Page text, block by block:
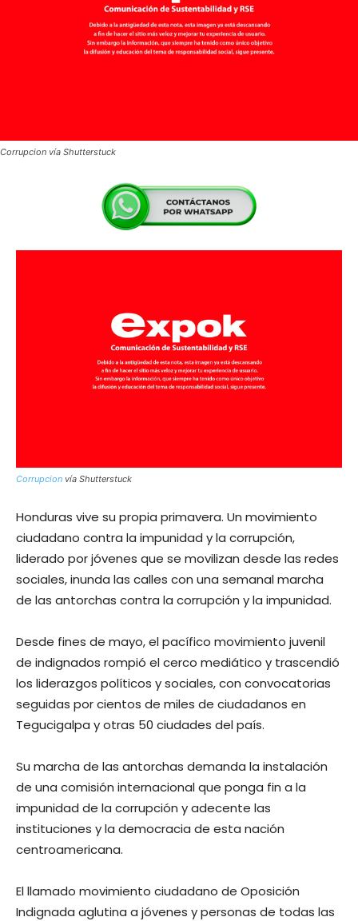
Corrupcion vía Shutterstuck
Corrupcion vía Shutterstuck
Honduras vive su propia primavera. Un movimiento
ciudadano contra la impunidad y la corrupción,
liderado por jóvenes que se movilizan desde las redes
sociales, inunda las calles con una semanal marcha
de las antorchas contra la corrupción y la impunidad.
Desde fines de mayo, el pacífico movimiento juvenil
de indignados rompió el cerco mediático y trascendió
los liderazgos políticos y sociales, con convocatorias
seguidas por cientos de miles de ciudadanos en
Tegucigalpa y otras 50 ciudades del país.
Su marcha de las antorchas demanda la instalación
de una comisión internacional que ponga fin a la
impunidad de la corrupción y adecente las
instituciones y la democracia de esta nación
centroamericana.
El llamado movimiento ciudadano de Oposición
Indignada aglutina a jóvenes y personas de todas las